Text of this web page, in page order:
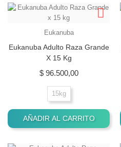
Eukanuba
Eukanuba Adulto Raza Grande
X 15 Kg
$ 96.500,00Precio
15kg
AÑADIR AL CARRITO